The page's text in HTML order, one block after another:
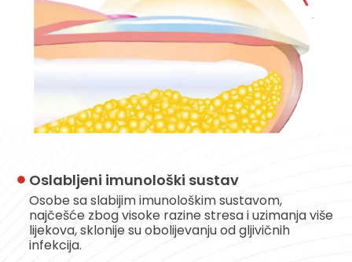
Oslabljeni imunološki sustav
Osobe sa slabijim imunološkim sustavom,
najčešće zbog visoke razine stresa i uzimanja više
lijekova, sklonije su obolijevanju od gljivičnih
infekcija.